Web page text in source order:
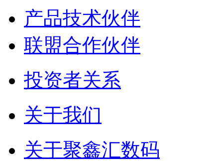
产品技术伙伴
联盟合作伙伴
投资者关系
关于我们
关于聚鑫汇数码